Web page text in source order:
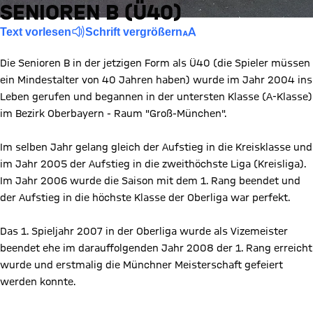
SENIOREN B (Ü40)
Text vorlesen Schrift vergrößern
Die Senioren B in der jetzigen Form als Ü40 (die Spieler müssen
ein Mindestalter von 40 Jahren haben) wurde im Jahr 2004 ins
Leben gerufen und begannen in der untersten Klasse (A-Klasse)
im Bezirk Oberbayern - Raum "Groß-München".
Im selben Jahr gelang gleich der Aufstieg in die Kreisklasse und
im Jahr 2005 der Aufstieg in die zweithöchste Liga (Kreisliga).
Im Jahr 2006 wurde die Saison mit dem 1. Rang beendet und
der Aufstieg in die höchste Klasse der Oberliga war perfekt.
Das 1. Spieljahr 2007 in der Oberliga wurde als Vizemeister
beendet ehe im darauffolgenden Jahr 2008 der 1. Rang erreicht
wurde und erstmalig die Münchner Meisterschaft gefeiert
werden konnte.